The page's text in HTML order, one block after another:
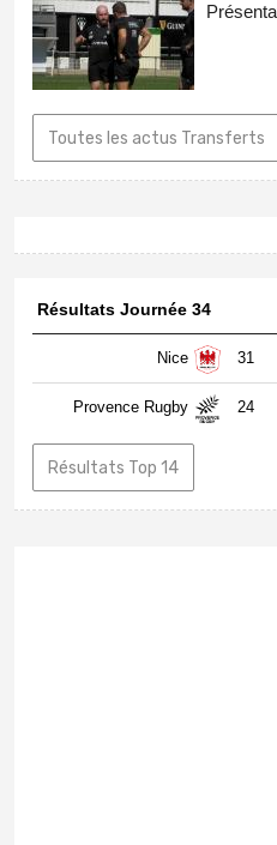
Toutes les actus Transferts
Résultats Journée 34
Nice 31
Provence Rugby 24
Résultats Top 14